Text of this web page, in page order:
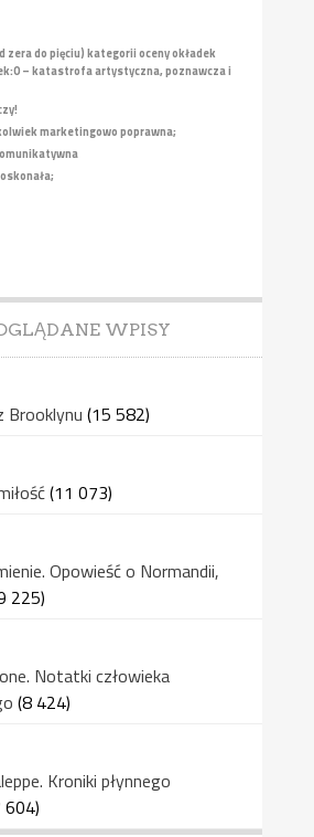
zera do pięciu) kategorii oceny okładek
0 – katastrofa artystyczna, poznawcza i
marketingowo poprawna;
WPISY
Brooklynu (15 582)
(11 073)
Opowieść o Normandii,
225)
Notatki człowieka
(8 424)
Kroniki płynnego
604)